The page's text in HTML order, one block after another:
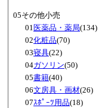
05その他小売
01 医薬品・薬局(134)
02化粧品(70)
03寝具(22)
04ガソリン(50)
05書籍(40)
06文房具・画材(26)
07ｽﾎﾟｰﾂ用品(18)